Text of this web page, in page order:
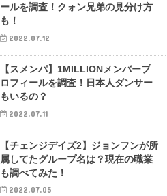
ールを調査！クォン兄弟の見分け方
も！
2022.07.12
【スメンパ】1MILLIONメンバープ
ロフィールを調査！日本人ダンサー
もいるの？
2022.07.11
【チェンジデイズ2】ジョンフンが所
属してたグループ名は？現在の職業
も調べてみた！
2022.07.05